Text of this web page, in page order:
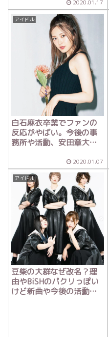
2020.01.17
アイドル
白石麻衣卒業でファンの
反応がやばい。今後の事
務所や活動、安田章大と
2020.01.07
アイドル
豆柴の大群なぜ改名？理
由やBiSHのパクリっぽい
けど新曲や今後の活動